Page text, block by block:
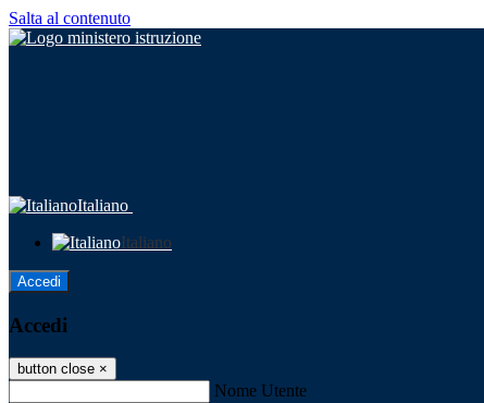
Salta al contenuto
Italiano
Italiano
Accedi
Accedi
button close ×
Nome Utente